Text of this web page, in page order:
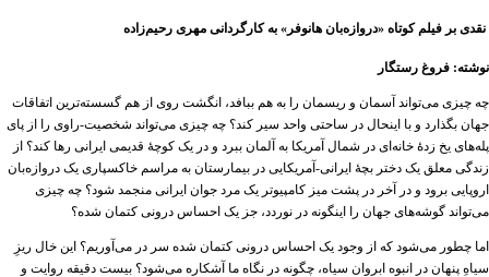
نقدی بر فیلم کوتاه «دروازه‌بان هانوفر» به کارگردانی مهری رحیم‌زاده
نوشته: فروغ رستگار
چه چیزی می‌تواند آسمان و ریسمان را به هم ببافد، انگشت روی از هم گسسته‌ترین اتفاقات
جهان بگذارد و با اینحال در ساحتی واحد سیر کند؟ چه چیزی می‌تواند شخصیت-راوی را از پای
پله‌های یخ زدۀ خانه‌ای در شمال آمریکا به آلمان ببرد و در یک کوچۀ قدیمی ایرانی رها کند؟ از
زندگی معلق یک دختر بچۀ ایرانی-آمریکایی در بیمارستان به مراسم خاکسپاری یک دروازه‌بان
اروپایی برود و در آخر در پشت میز کامپیوتر یک مرد جوان ایرانی منجمد شود؟ چه چیزی
می‌تواند گوشه‌های جهان را اینگونه در نوردد، جز یک احساس درونی کتمان شده؟
اما چطور می‌شود که از وجود یک احساس درونی کتمان شده سر در می‌آوریم؟ این خال ریزِ
سیاهِ پنهان در انبوه ابروان سیاه، چگونه در نگاه ما آشکاره می‌شود؟ بیست دقیقه روایت و